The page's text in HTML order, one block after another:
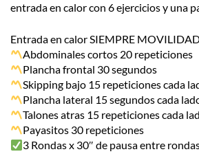
entrada en calor con 6 ejercicios y una
Entrada en calor SIEMPRE
Abdominales cortos 20 repeticiones
Plancha frontal 30 segundos
Skipping bajo 15 repeticiones cada
Plancha lateral 15 segundos cada
Talones atras 15 repeticiones cada
Payasitos 30 repeticiones
3 Rondas x 30″ de pausa entre